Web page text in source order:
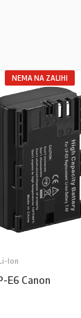
NEMA NA ZALIHI
Ion
E6 Canon